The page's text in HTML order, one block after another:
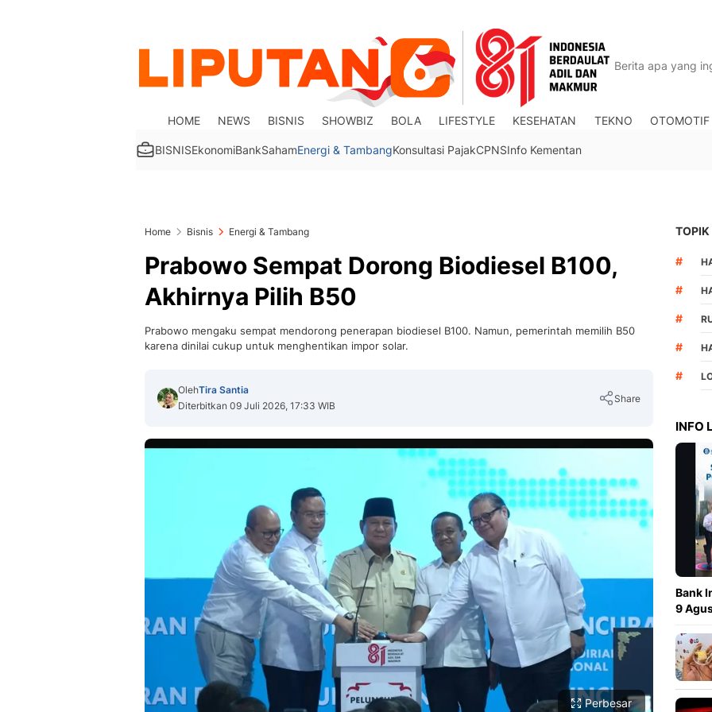
HOME NEWS BISNIS SHOWBIZ BOLA LIFESTYLE KESEHATAN TEKNO OTOMOTIF
BISNISEkonomiBankSahamEnergi & TambangKonsultasi PajakCPNSInfo Kementan
Home Bisnis Energi & Tambang
Prabowo Sempat Dorong Biodiesel B100,
Akhirnya Pilih B50
Prabowo mengaku sempat mendorong penerapan biodiesel B100. Namun, pemerintah memilih B50
karena dinilai cukup untuk menghentikan impor solar.
OlehTira Santia
Diterbitkan 09 Juli 2026, 17:33 WIB
Share
Copy Link
Perbesar
TOPIK
#
#
#
#
#
INFO
Bank
9